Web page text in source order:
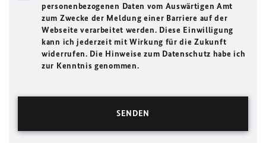
personenbezogenen Daten vom Auswärtigen Amt
zum Zwecke der Meldung einer Barriere auf der
Webseite verarbeitet werden. Diese Einwilligung
kann ich jederzeit mit Wirkung für die Zukunft
widerrufen. Die Hinweise zum Datenschutz habe ich
zur Kenntnis genommen.